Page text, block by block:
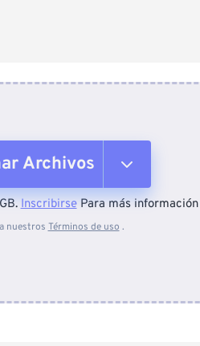
Archivos
dispositivo
InscribirsePara más información
nuestros Términos de uso .